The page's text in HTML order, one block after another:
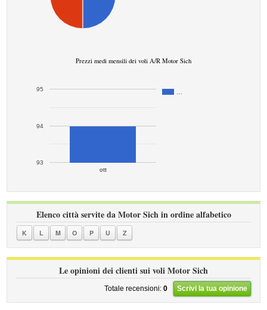
Prezzi medi mensili dei voli A/R Motor Sich
ott
93
94
95
Elenco città servite da Motor Sich in ordine alfabetico
K L M O P U Z
Le opinioni dei clienti sui voli Motor Sich
Totale recensioni: 0 Scrivi la tua opinione